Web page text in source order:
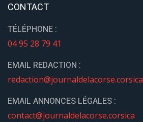
CONTACT
TÉLÉPHONE :
04 95 28 79 41
EMAIL REDACTION :
redaction@journaldelacorse.corsica
EMAIL ANNONCES LÉGALES :
contact@journaldelacorse.corsica